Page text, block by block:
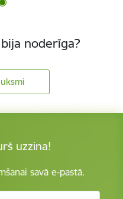
noderīga?
uzzina!
savā e-pastā.